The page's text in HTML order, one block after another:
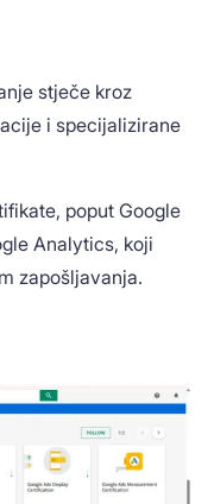
stječe kroz
i specijalizirane
poput Google
Analytics, koji
zapošljavanja.